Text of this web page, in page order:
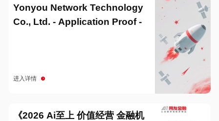
Yonyou Network Technology
Co., Ltd. - Application Proof -
进入详情
《2026 Ai至上 价值经营 金融机